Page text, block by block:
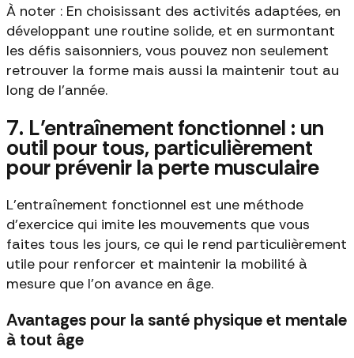
À noter : En choisissant des activités adaptées, en
développant une routine solide, et en surmontant
les défis saisonniers, vous pouvez non seulement
retrouver la forme mais aussi la maintenir tout au
long de l'année.
7. L’entraînement fonctionnel : un
outil pour tous, particulièrement
pour prévenir la perte musculaire
L'entraînement fonctionnel est une méthode
d'exercice qui imite les mouvements que vous
faites tous les jours, ce qui le rend particulièrement
utile pour renforcer et maintenir la mobilité à
mesure que l'on avance en âge.
Avantages pour la santé physique et mentale
à tout âge